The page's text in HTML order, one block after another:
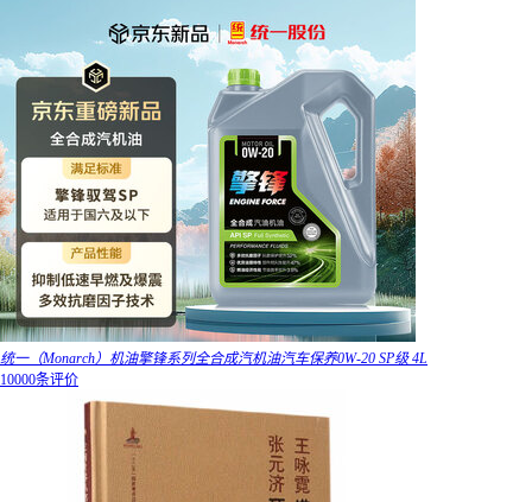
统一（Monarch）机油擎锋系列全合成汽机油汽车保养0W-20 SP级 4L
10000条评价